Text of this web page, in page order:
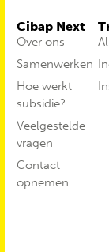
Cibap Next
Over ons
Samenwerken
Hoe werkt
subsidie?
Veelgestelde
vragen
Contact
opnemen